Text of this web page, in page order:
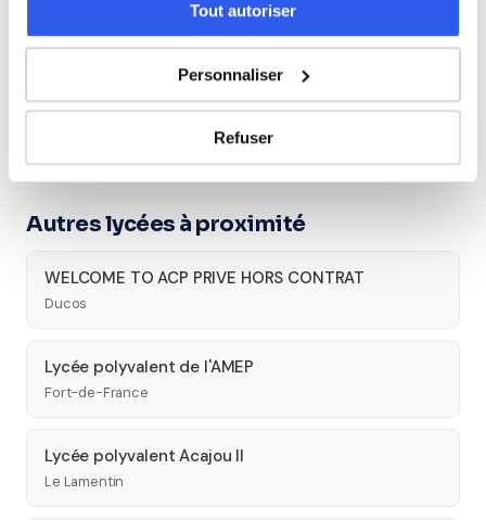
Tout autoriser
Personnaliser
Refuser
Cours par niveau
Seconde Première Terminale
Autres lycées à proximité
WELCOME TO ACP PRIVE HORS CONTRAT
Ducos
Lycée polyvalent de l'AMEP
Fort-de-France
Lycée polyvalent Acajou II
Le Lamentin